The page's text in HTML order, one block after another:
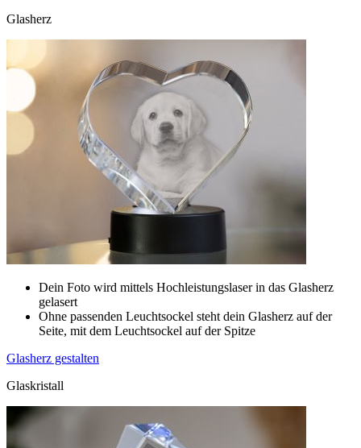
Glasherz
Dein Foto wird mittels Hochleistungslaser in das Glasherz
gelasert
Ohne passenden Leuchtsockel steht dein Glasherz auf der
Seite, mit dem Leuchtsockel auf der Spitze
Glasherz gestalten
Glaskristall